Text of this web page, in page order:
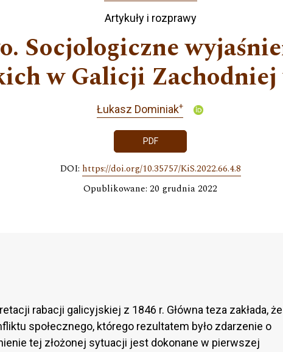
Artykuły i rozprawy
Socjologiczne
w Galicji Zachodniej
Łukasz Dominiak+
PDF
DOI: https://doi.org/10.35757/KiS.2022.66.4.8
Opublikowane: 20 grudnia 2022
rabacji galicyjskiej z 1846 r. Główna teza zakłada, że
społecznego, którego rezultatem było zdarzenie o
tej złożonej sytuacji jest dokonane w pierwszej